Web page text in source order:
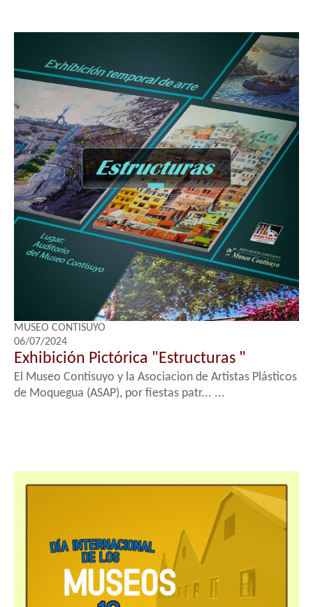
MUSEO CONTISUYO
06/07/2024
Exhibición Pictórica "Estructuras "
El Museo Contisuyo y la Asociacion de Artistas Plásticos
de Moquegua (ASAP), por fiestas patr... ...